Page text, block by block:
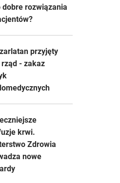
dobre rozwiązania
przyjęty
- zakaz
krwi.
Zdrowia
nowe